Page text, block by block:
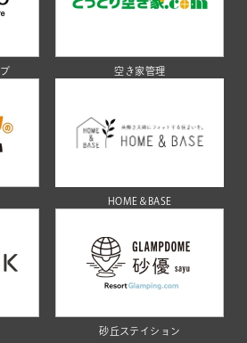
空き家管理
HOME＆BASE
砂丘ステイション